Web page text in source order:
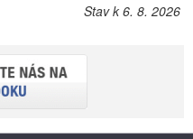
Stav k 6. 8. 2026